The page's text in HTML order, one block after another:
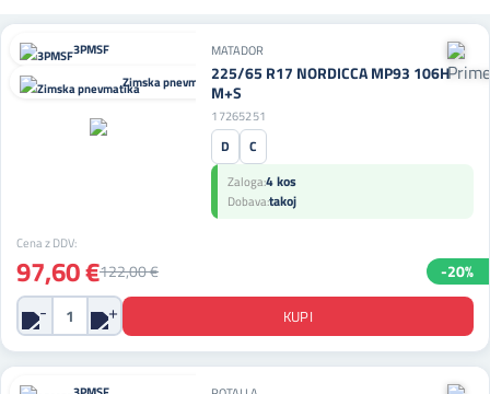
3PMSF
Zimska pnevmatika
MATADOR
225/65 R17 NORDICCA MP93 106H
M+S
17265251
D C
Zaloga:4 kos
Dobava:takoj
Cena z DDV:
97,60 €122,00 € -20%